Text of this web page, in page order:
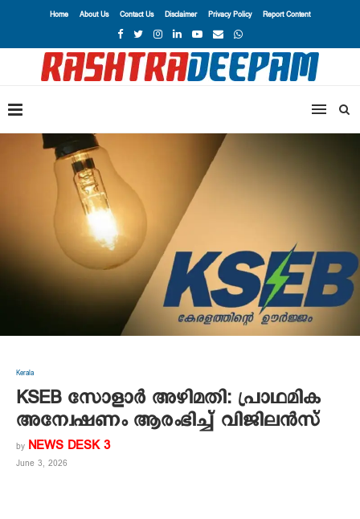
Home About Us Contact Us Disclaimer Privacy Policy Report Content
Kerala
KSEB സോളാർ അഴിമതി: പ്രാഥമിക
അന്വേഷണം ആരംഭിച്ച് വിജിലൻസ്
by NEWS DESK 3
June 3, 2026